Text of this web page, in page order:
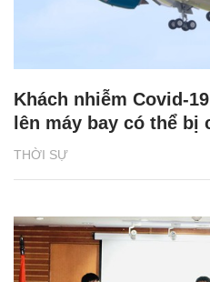
THỜI SỰ
Khách nhiễm Covid-
lên máy bay có thể bị